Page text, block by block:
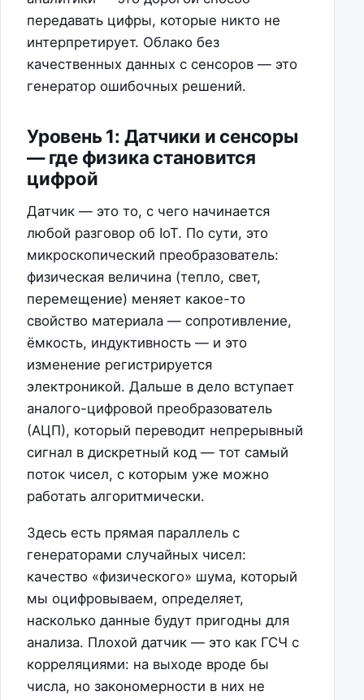
передавать цифры, которые никто не
интерпретирует. Облако без
качественных данных с сенсоров — это
генератор ошибочных решений.
Уровень 1: Датчики и сенсоры
— где физика становится
цифрой
Датчик — это то, с чего начинается
любой разговор об IoT. По сути, это
микроскопический преобразователь:
физическая величина (тепло, свет,
перемещение) меняет какое-то
свойство материала — сопротивление,
ёмкость, индуктивность — и это
изменение регистрируется
электроникой. Дальше в дело вступает
аналого-цифровой преобразователь
(АЦП), который переводит непрерывный
сигнал в дискретный код — тот самый
поток чисел, с которым уже можно
работать алгоритмически.
Здесь есть прямая параллель с
генераторами случайных чисел:
качество «физического» шума, который
мы оцифровываем, определяет,
насколько данные будут пригодны для
анализа. Плохой датчик — это как ГСЧ с
корреляциями: на выходе вроде бы
числа, но закономерности в них не